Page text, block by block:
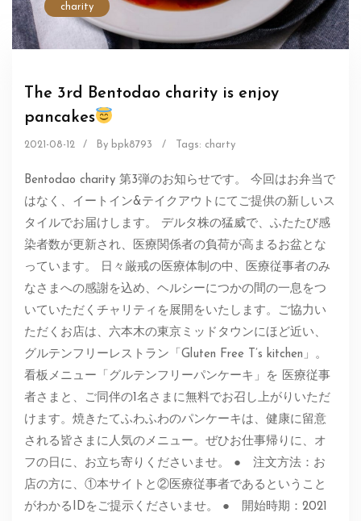
charity
The 3rd Bentodao charity is enjoy
pancakes
2021-08-12 / By bpk8793 / Tags: charty
Bentodao charity 第3弾のお知らせです。 今回はお弁当で
はなく、イートイン&テイクアウトにてご提供の新しいス
タイルでお届けします。 デルタ株の猛威で、ふたたび感
染者数が更新され、医療関係者の負荷が高まるお盆とな
っています。 日々厳戒の医療体制の中、医療従事者のみ
なさまへの感謝を込め、ヘルシーにつかの間の一息をつ
いていただくチャリティを展開をいたします。ご協力い
ただくお店は、六本木の東京ミッドタウンにほど近い、
グルテンフリーレストラン「Gluten Free T’s kitchen」。
看板メニュー「グルテンフリーパンケーキ」を 医療従事
者さまと、ご同伴の1名さまに無料でお召し上がりいただ
けます。焼きたてふわふわのパンケーキは、健康に留意
される皆さまに人気のメニュー。ぜひお仕事帰りに、オ
フの日に、お立ち寄りくださいませ。 ● 注文方法：お
店の方に、①本サイトと②医療従事者であるということ
がわかるIDをご提示くださいませ。 ● 開始時期：2021